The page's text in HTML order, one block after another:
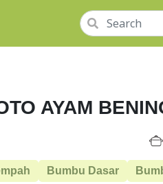
AYAM
Bumbu Dasar